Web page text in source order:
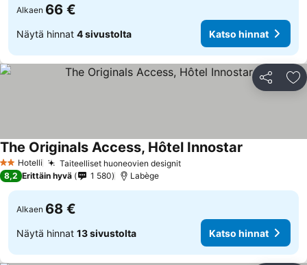
Alkaen 66 €
Näytä hinnat 4 sivustolta Katso hinnat
Jaa
2 Tähtiluokitus
Hotelli Taiteelliset huoneovien designit
The Originals Access, Hôtel Innostar
8,2 Erittäin hyvä 1 580 Labège
Alkaen 68 €
Näytä hinnat 13 sivustolta Katso hinnat